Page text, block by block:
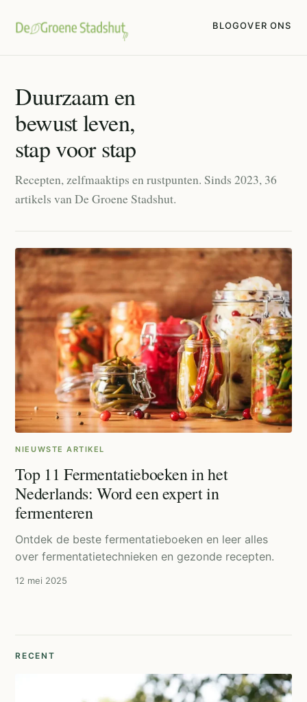
BLOGOVER ONS
Duurzaam en
bewust leven,
stap voor stap
Recepten, zelfmaaktips en rustpunten. Sinds 2023, 36
artikels van De Groene Stadshut.
NIEUWSTE ARTIKEL
Top 11 Fermentatieboeken in het
Nederlands: Word een expert in
fermenteren
Ontdek de beste fermentatieboeken en leer alles
over fermentatietechnieken en gezonde recepten.
12 mei 2025
RECENT